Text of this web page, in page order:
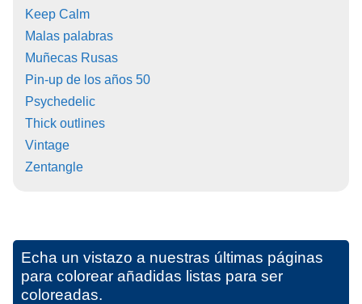
Keep Calm
Malas palabras
Muñecas Rusas
Pin-up de los años 50
Psychedelic
Thick outlines
Vintage
Zentangle
Echa un vistazo a nuestras últimas páginas
para colorear añadidas listas para ser
coloreadas.